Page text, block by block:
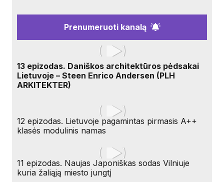
Prenumeruoti kanalą
13 epizodas. Daniškos architektūros pėdsakai
Lietuvoje – Steen Enrico Andersen (PLH
ARKITEKTER)
12 epizodas. Lietuvoje pagamintas pirmasis A++
klasės modulinis namas
11 epizodas. Naujas Japoniškas sodas Vilniuje
kuria žaliąją miesto jungtį